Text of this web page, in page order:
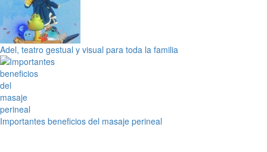
Adel, teatro gestual y visual para toda la familia
Importantes beneficios del masaje perineal